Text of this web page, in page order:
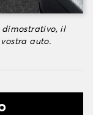
dimostrativo, il
auto.